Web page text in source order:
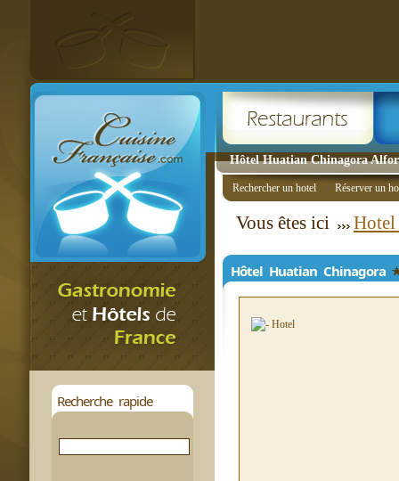
Hôtel Huatian Chinagora
Recherche rapide
Rechercher un hotel Réserver un
Vous êtes ici Hotel
Hôtel Huatian Chinagora